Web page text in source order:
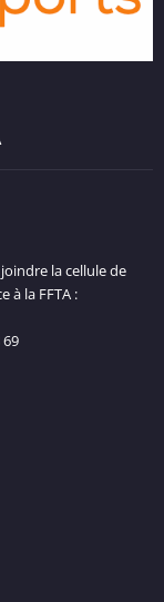
la cellule de
à la FFTA :